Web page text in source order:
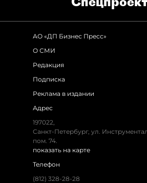
АО «ДП Бизнес Пресс»
О СМИ
Редакция
Подписка
Реклама в издании
Адрес
197022,
Санкт-Петербург, ул.
пом. 74.
показать на карте
Телефон
(812) 328-28-28